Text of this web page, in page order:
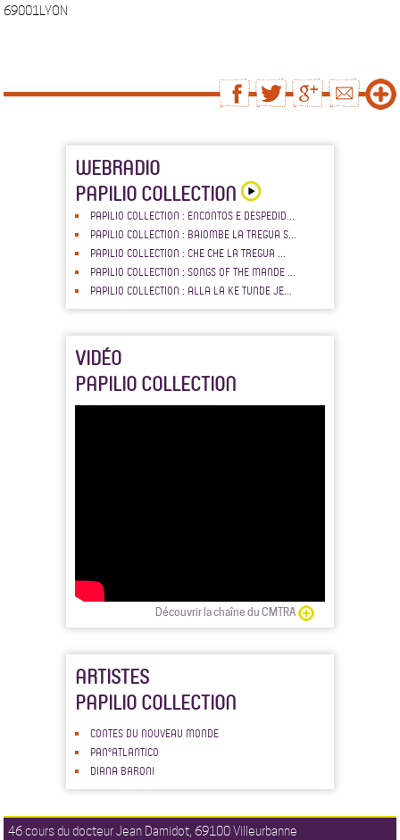
69001LYON
WEBRADIO
PAPILIO COLLECTION
PAPILIO COLLECTION : ENCONTOS E DESPEDID...
PAPILIO COLLECTION : BAIOMBE LA TREGUA S...
PAPILIO COLLECTION : CHE CHE LA TREGUA ...
PAPILIO COLLECTION : SONGS OF THE MANDE ...
PAPILIO COLLECTION : ALLA LA KE TUNDE JE...
VIDÉO
PAPILIO COLLECTION
Découvrir la chaîne du CMTRA
ARTISTES
PAPILIO COLLECTION
CONTES DU NOUVEAU MONDE
PAN°ATLANTICO
DIANA BARONI
46 cours du docteur Jean Damidot, 69100 Villeurbanne